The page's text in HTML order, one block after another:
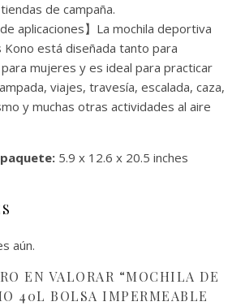
de campaña.
de aplicaciones】La mochila deportiva
está diseñada tanto para
mujeres y es ideal para practicar
viajes, travesía, escalada, caza,
y muchas otras actividades al aire
5.9 x 12.6 x 20.5 inches
aún.
EN VALORAR “MOCHILA DE
40L BOLSA IMPERMEABLE